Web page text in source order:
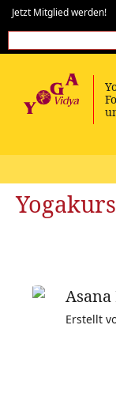
Jetzt Mitglied werden!
Yogakurs
Erstellt